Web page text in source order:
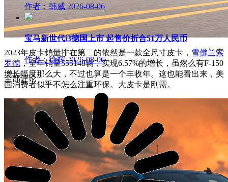
2023年皮卡销量排在第二的依然是一款全尺寸皮卡， 雪佛兰索
罗德 ，全年销量555148辆，实现6.57%的增长，虽然么有F-150
增长幅度那么大，不过也算是一个丰收年。这也能看出来，美
国消费者似乎不怎么注重环保。大皮卡是刚需。
作者：韩威 2026-08-06
宝马新世代i3德国上市 起售价折合51万人民币
作者：徐辉 2026-08-06
全部评论